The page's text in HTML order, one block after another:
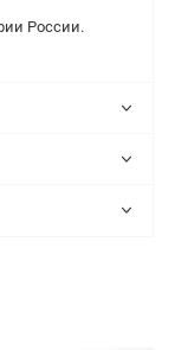
России.